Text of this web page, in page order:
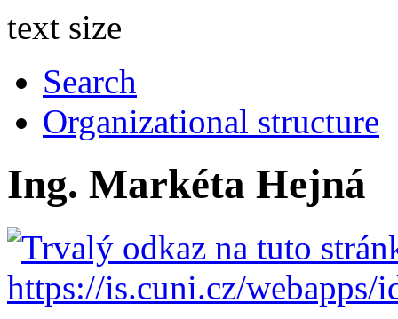
text size
Search
Organizational structure
Ing. Markéta Hejná